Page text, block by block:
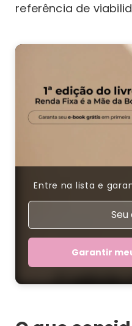
referência de
Entre na lista e
Garantir